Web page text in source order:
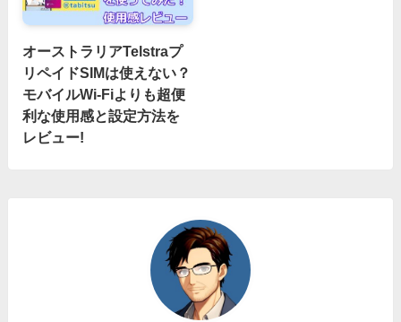
オーストラリアTelstraプ
リペイドSIMは使えない？
モバイルWi-Fiよりも超便
利な使用感と設定方法を
レビュー!